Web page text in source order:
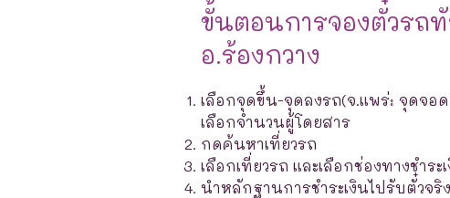
ขั้นตอนการจองตั๋วรถ
อ.ร้องกวาง
เลือกจุดขึ้น-จุดลงรถ(จ.แพร่: จุดจอด
เลือกจำนวนผู้โดยสาร
กดค้นหาเที่ยวรถ
เลือกเที่ยวรถ และเลือกช่องทางชำร
นำหลักฐานการชำระเงินไปรับตั๋วจ